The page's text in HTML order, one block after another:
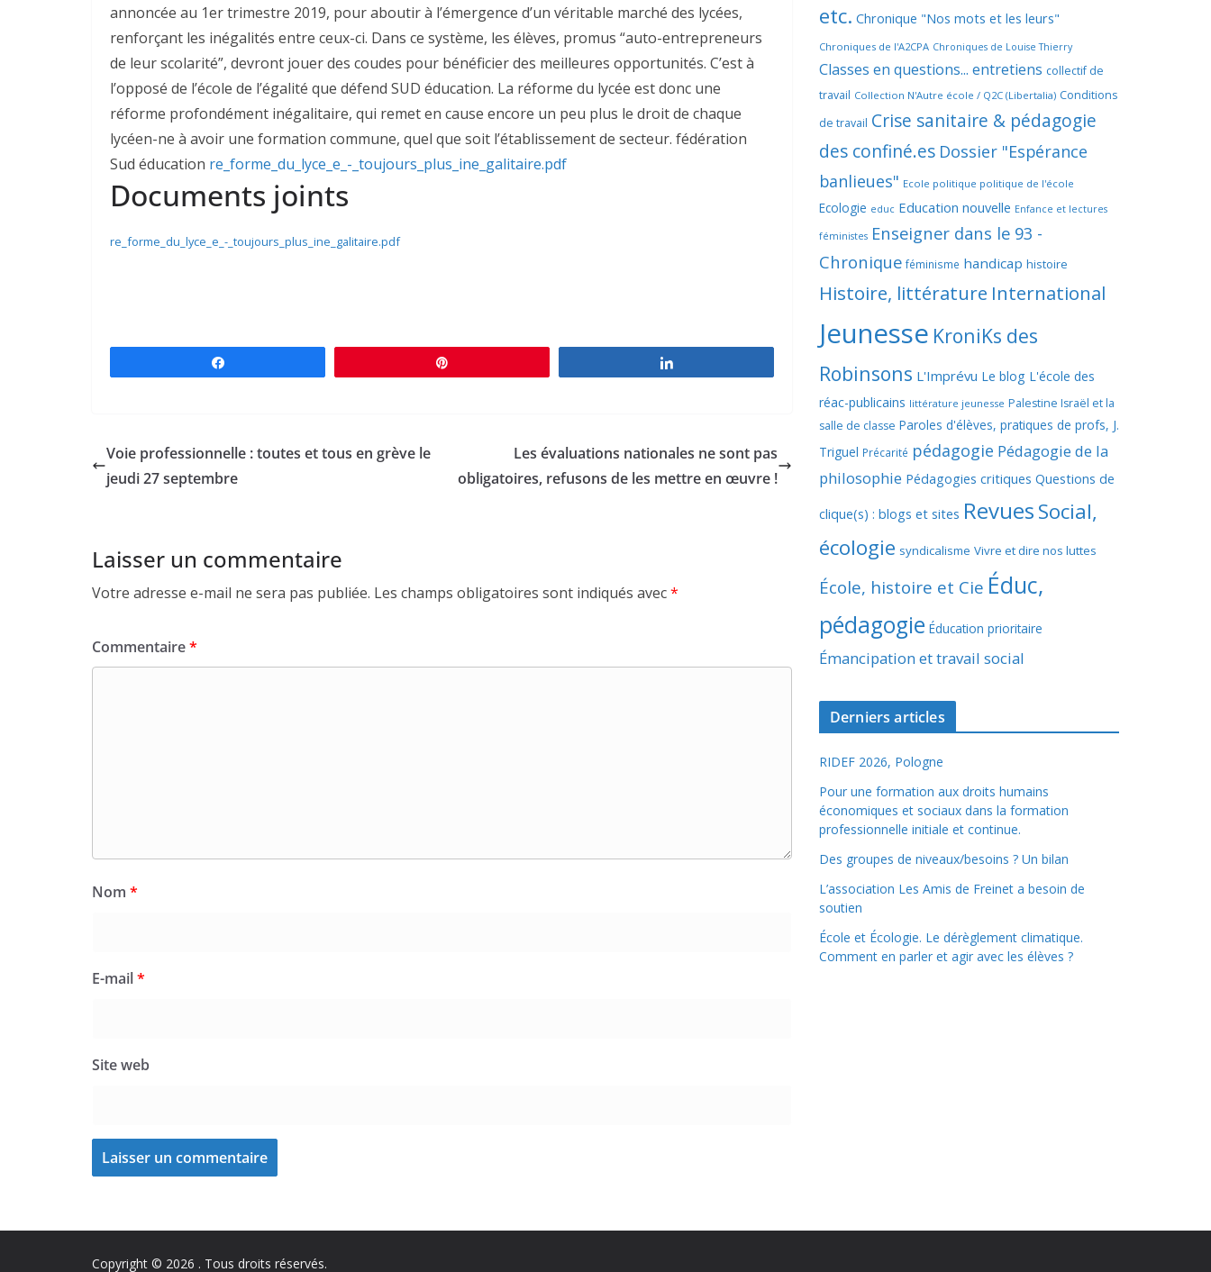
annoncée au 1er trimestre 2019, pour aboutir à l’émergence d’un véritable marché des lycées,
renforçant les inégalités entre ceux-ci. Dans ce système, les élèves, promus “auto-entrepreneurs
de leur scolarité”, devront jouer des coudes pour bénéficier des meilleures opportunités. C’est à
l’opposé de l’école de l’égalité que défend SUD éducation. La réforme du lycée est donc une
réforme profondément inégalitaire, qui remet en cause encore un peu plus le droit de chaque
lycéen-ne à avoir une formation commune, quel que soit l’établissement de secteur. fédération
Sud éducation re_forme_du_lyce_e_-_toujours_plus_ine_galitaire.pdf
Documents joints
re_forme_du_lyce_e_-_toujours_plus_ine_galitaire.pdf
Voie professionnelle : toutes et tous en grève le
jeudi 27 septembre
Les évaluations nationales ne sont pas
obligatoires, refusons de les mettre en œuvre !
Laisser un commentaire
Votre adresse e-mail ne sera pas publiée. Les champs obligatoires sont indiqués avec*
Commentaire*
Nom *
E-mail*
Site web
etc. Chronique "Nos mots et les leurs"
Chroniques de l'A2CPA Chroniques de Louise Thierry
Classes en questions... entretiens collectif de
travail Collection N'Autre école / Q2C (Libertalia) Conditions
de travail Crise sanitaire & pédagogie
des confiné.es Dossier "Espérance
banlieues" Ecole politique politique de l'école
Ecologie educ Education nouvelle Enfance et lectures
féministes Enseigner dans le 93 -
Chronique féminisme handicap histoire
Histoire, littérature International
Jeunesse KroniKs des
Robinsons L'Imprévu Le blog L'école des
réac-publicains littérature jeunesse Palestine Israël et la
salle de classe Paroles d'élèves, pratiques de profs, J.
Triguel Précarité pédagogie Pédagogie de la
philosophie Pédagogies critiques Questions de
clique(s) : blogs et sites RevuesSocial,
écologie syndicalisme Vivre et dire nos luttes
École, histoire et Cie Éduc,
pédagogie Éducation prioritaire
Émancipation et travail social
Derniers articles
RIDEF 2026, Pologne
Pour une formation aux droits humains
économiques et sociaux dans la formation
professionnelle initiale et continue.
Des groupes de niveaux/besoins ? Un bilan
L’association Les Amis de Freinet a besoin de
soutien
École et Écologie. Le dérèglement climatique.
Comment en parler et agir avec les élèves ?
Copyright © 2026 . Tous droits réservés.